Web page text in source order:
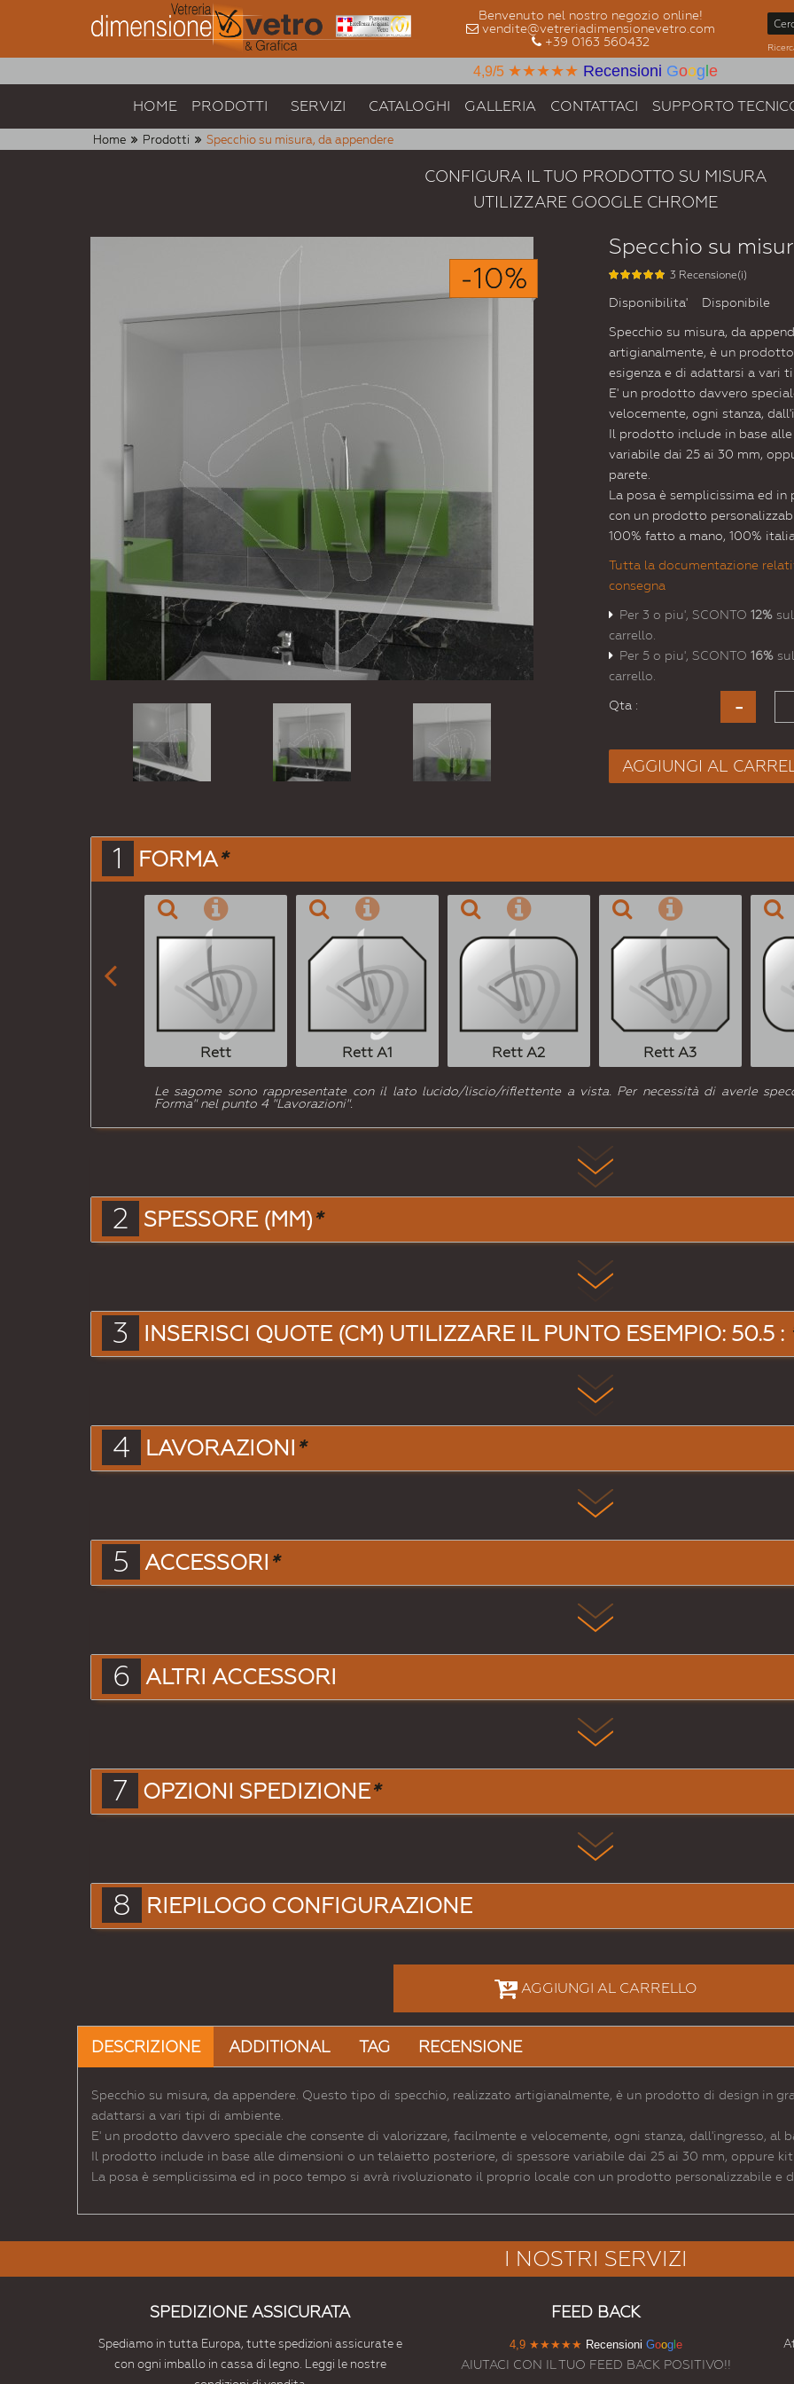
Benvenuto nel nostro negozio online!
vendite@vetreriadimensionevetro.com
+39 0163 560432
4,9/5 ★★★★★ Recensioni Goog e
HOME PRODOTTI SERVIZI CATALOGHI GALLERIA CONTATTACI SUPPORTO
Home Prodotti Specchio su misura, da appendere
CONFIGURA IL TUO PRODOTTO SU MISURA
UTILIZZARE GOOGLE CHROME
-10%
Specchio su
3 Recensione(i)
Disponibilita' Disponibile
Specchio su misura, da
artigianalmente, è un
esigenza e di adattarsi a vari
E' un prodotto davvero
velocemente, ogni stanza,
Il prodotto include in base
variabile dai 25 ai 30 mm,
parete.
La posa è semplicissima ed
con un prodotto
100% fatto a mano, 100%
Tutta la documentazione
consegna
Per 3 o piu', SCONTO 12%
carrello.
Per 5 o piu', SCONTO 16%
carrello.
Qta :
AGGIUNGI AL
1 FORMA*
Rett Rett A1 Rett A2 Rett A3

Le sagome sono rappresentate con il lato lucido/liscio/riflettente a vista. Per necessità di averle
Forma" nel punto 4 "Lavorazioni".
2 SPESSORE (MM)*
3 INSERISCI QUOTE (CM) UTILIZZARE IL PUNTO ESEMPIO: 50.5 :
4 LAVORAZIONI *
5 ACCESSORI *
6 ALTRI ACCESSORI
7 OPZIONI SPEDIZIONE*
8 RIEPILOGO CONFIGURAZIONE
AGGIUNGI AL CARRELLO
DESCRIZIONE ADDITIONAL TAG RECENSIONE
Specchio su misura, da appendere. Questo tipo di specchio, realizzato artigianalmente, è un prodotto di design in
adattarsi a vari tipi di ambiente.
E' un prodotto davvero speciale che consente di valorizzare, facilmente e velocemente, ogni stanza, dall'ingresso, al
Il prodotto include in base alle dimensioni o un telaietto posteriore, di spessore variabile dai 25 ai 30 mm, oppure
La posa è semplicissima ed in poco tempo si avrà rivoluzionato il proprio locale con un prodotto personalizzabile e
I NOSTRI SERVIZI
SPEDIZIONE ASSICURATA
Spediamo in tutta Europa, tutte spedizioni assicurate e
con ogni imballo in cassa di legno. Leggi le nostre
FEED BACK
4,9 ★★★★★ Recensioni Googl e
AIUTACI CON IL TUO FEED BACK POSITIVO!!